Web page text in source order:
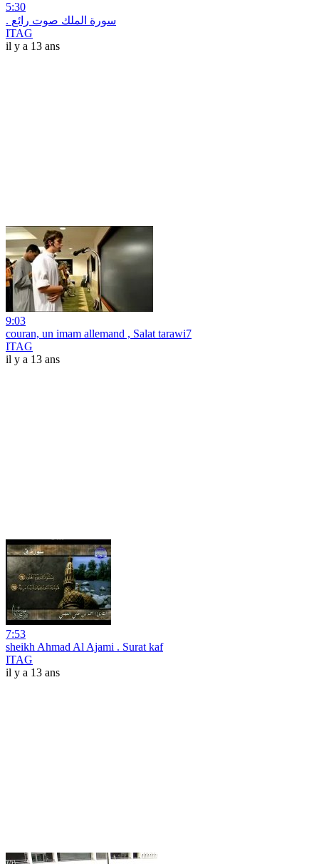
5:30
. سورة الملك صوت رائع
ITAG
il y a 13 ans
9:03
couran, un imam allemand , Salat tarawi7
ITAG
il y a 13 ans
7:53
sheikh Ahmad Al Ajami . Surat kaf
ITAG
il y a 13 ans